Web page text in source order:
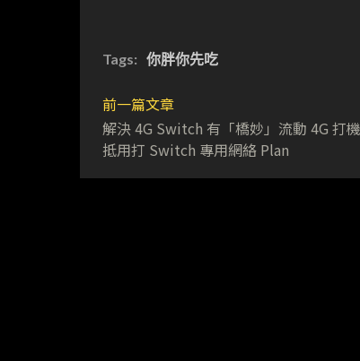
Tags: 你胖你先吃
前一篇文章
解決 4G Switch 有「橋妙」流動 4G 打
抵用打 Switch 專用網絡 Plan